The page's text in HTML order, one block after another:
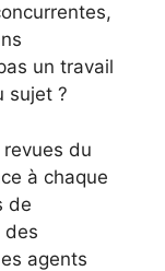
un travail
sujet ?
du
à chaque
de
des
agents